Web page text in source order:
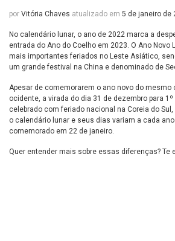
por Vitória Chaves atualizado em 5 de janeiro de
No calendário lunar, o ano de 2022 marca a
entrada do Ano do Coelho em 2023. O Ano Novo
mais importantes feriados no Leste Asiático,
um grande festival na China e denominado de
Apesar de comemorarem o ano novo do mesmo
ocidente, a virada do dia 31 de dezembro para
celebrado com feriado nacional na Coreia do
o calendário lunar e seus dias variam a cada
comemorado em 22 de janeiro.
Quer entender mais sobre essas diferenças? Te